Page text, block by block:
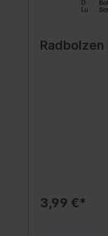
Radbolzen
3,99 €*